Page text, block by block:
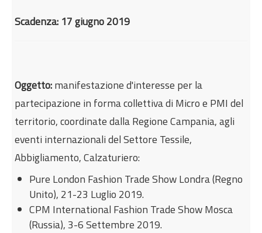
Eventi formativi
Sei qui:Home
Incentivi e agevolazioni
Accompagnamento alle imprese
Manifestazione di interesse alla partecipazione
collettiva di imprese campane del settore
abbigliamento - tessile - calzaturiero
Scadenza: 17 giugno 2019
Oggetto:manifestazione d'interesse per la
partecipazione in forma collettiva di Micro e PMI del
territorio, coordinate dalla Regione Campania, agli
eventi internazionali del Settore Tessile,
Abbigliamento, Calzaturiero:
Pure London Fashion Trade Show Londra (Regno
Unito), 21-23 Luglio 2019.
CPM International Fashion Trade Show Mosca
(Russia), 3-6 Settembre 2019.